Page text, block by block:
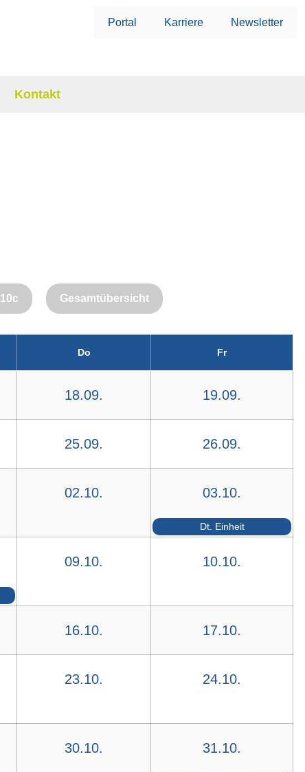
Portal Karriere Newsletter
Kontakt
10c Gesamtübersicht
Do Fr
18.09. 19.09.
25.09. 26.09.
02.10. 03.10.
Dt. Einheit
09.10. 10.10.
16.10. 17.10.
23.10. 24.10.
30.10. 31.10.